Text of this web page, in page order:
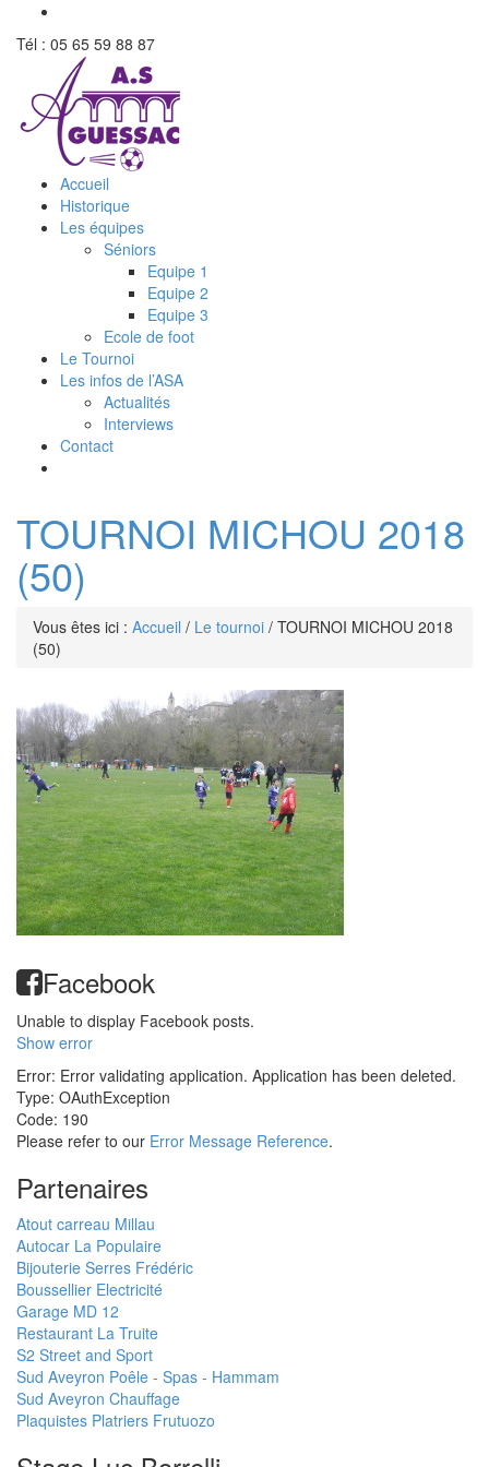
Tél : 05 65 59 88 87
Accueil
Historique
Les équipes
Séniors
Equipe 1
Equipe 2
Equipe 3
Ecole de foot
Le Tournoi
Les infos de l’ASA
Actualités
Interviews
Contact
TOURNOI MICHOU 2018
(50)
Vous êtes ici : Accueil / Le tournoi / TOURNOI MICHOU 2018
(50)
Facebook
Unable to display Facebook posts.
Show error
Error: Error validating application. Application has been deleted.
Type: OAuthException
Code: 190
Please refer to our Error Message Reference.
Partenaires
Atout carreau Millau
Autocar La Populaire
Bijouterie Serres Frédéric
Boussellier Electricité
Garage MD 12
Restaurant La Truite
S2 Street and Sport
Sud Aveyron Poêle - Spas - Hammam
Sud Aveyron Chauffage
Plaquistes Platriers Frutuozo